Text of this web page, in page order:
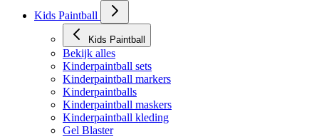
Kids Paintball
Kids Paintball
Bekijk alles
Kinderpaintball sets
Kinderpaintball markers
Kinderpaintballs
Kinderpaintball maskers
Kinderpaintball kleding
Gel Blaster